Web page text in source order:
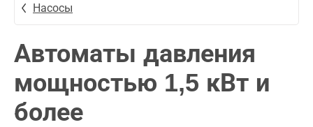
Насосы
Автоматы давления
мощностью 1,5 кВт и
более